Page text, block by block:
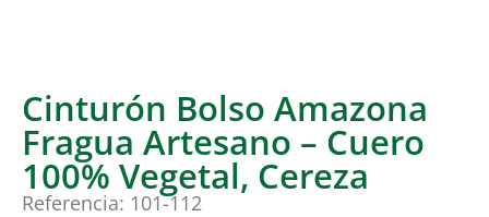
Cinturón Bolso Amazona
Fragua Artesano – Cuero
100% Vegetal, Cereza
Referencia: 101-112